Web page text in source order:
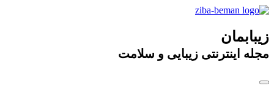
زیبابمان
مجله اینترنتی زیبایی و سلامت